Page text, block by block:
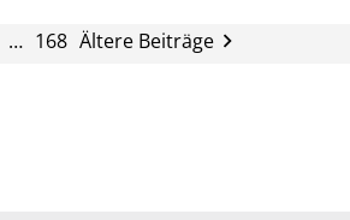
… 168 Ältere Beiträge